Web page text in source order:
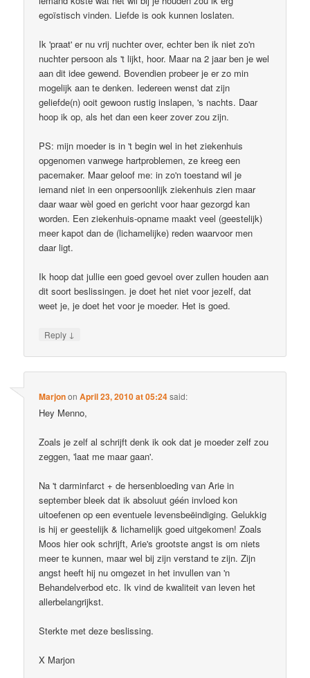
egoïstisch vinden. Liefde is ook kunnen loslaten.
Ik 'praat' er nu vrij nuchter over, echter ben ik niet zo'n
nuchter persoon als 't lijkt, hoor. Maar na 2 jaar ben je wel
aan dit idee gewend. Bovendien probeer je er zo min
mogelijk aan te denken. Iedereen wenst dat zijn
geliefde(n) ooit gewoon rustig inslapen, 's nachts. Daar
hoop ik op, als het dan een keer zover zou zijn.
PS: mijn moeder is in 't begin wel in het ziekenhuis
opgenomen vanwege hartproblemen, ze kreeg een
pacemaker. Maar geloof me: in zo'n toestand wil je
iemand niet in een onpersoonlijk ziekenhuis zien maar
daar waar wèl goed en gericht voor haar gezorgd kan
worden. Een ziekenhuis-opname maakt veel (geestelijk)
meer kapot dan de (lichamelijke) reden waarvoor men
daar ligt.
Ik hoop dat jullie een goed gevoel over zullen houden aan
dit soort beslissingen. je doet het niet voor jezelf, dat
weet je, je doet het voor je moeder. Het is goed.
Reply ↓
MarjononApril 23, 2010 at 05:24said:
Hey Menno,
Zoals je zelf al schrijft denk ik ook dat je moeder zelf zou
zeggen, 'laat me maar gaan'.
Na 't darminfarct + de hersenbloeding van Arie in
september bleek dat ik absoluut géén invloed kon
uitoefenen op een eventuele levensbeëindiging. Gelukkig
is hij er geestelijk & lichamelijk goed uitgekomen! Zoals
Moos hier ook schrijft, Arie's grootste angst is om niets
meer te kunnen, maar wel bij zijn verstand te zijn. Zijn
angst heeft hij nu omgezet in het invullen van 'n
Behandelverbod etc. Ik vind de kwaliteit van leven het
allerbelangrijkst.
Sterkte met deze beslissing.
X Marjon